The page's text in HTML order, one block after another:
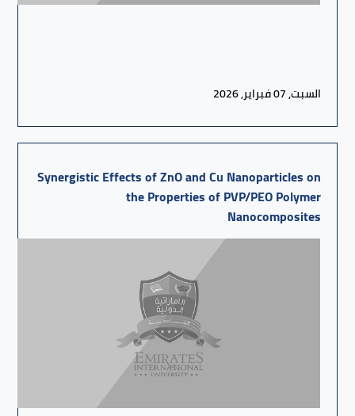
السبت, 07 فبراير, 2026
Synergistic Effects of ZnO and Cu Nanoparticles on
the Properties of PVP/PEO Polymer
Nanocomposites